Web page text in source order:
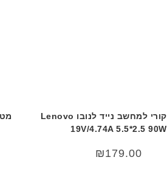
מטען מקורי למחשב נייד לנובו Lenovo
19V/4.74A 5.5*2.5 90W
₪179.00